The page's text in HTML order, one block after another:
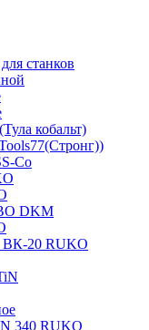
станков
кобальт)
Co
DKM
ВК-20 RUKO
340 RUKO